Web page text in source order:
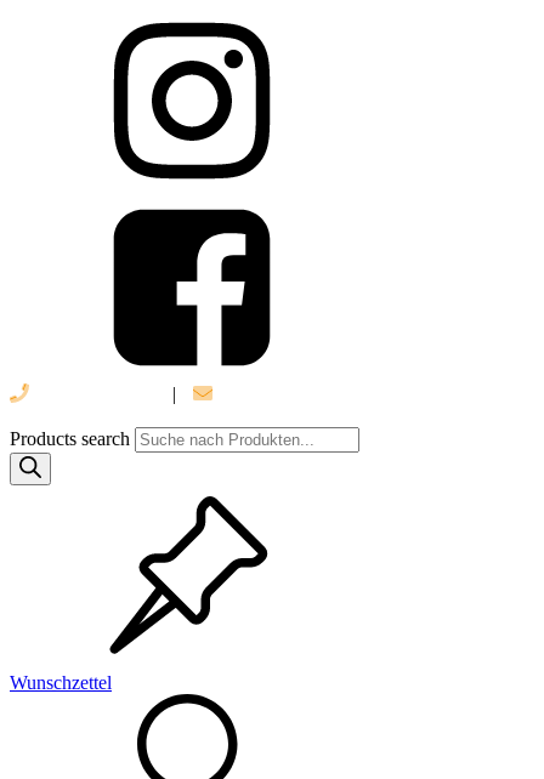
|
Products search
Wunschzettel